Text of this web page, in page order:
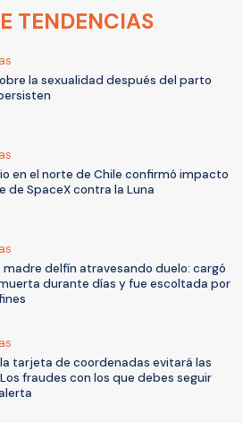
TENDENCIAS
la sexualidad después del parto
en el norte de Chile confirmó impacto
de SpaceX contra la Luna
madre delfín atravesando duelo: cargó
durante días y fue escoltada por
la tarjeta de coordenadas evitará las
fraudes con los que debes seguir